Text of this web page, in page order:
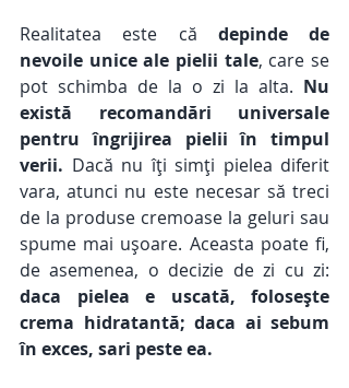
Realitatea este că depinde de
nevoile unice ale pielii tale, care se
pot schimba de la o zi la alta. Nu
există recomandări universale
pentru îngrijirea pielii în timpul
verii. Dacă nu îți simți pielea diferit
vara, atunci nu este necesar să treci
de la produse cremoase la geluri sau
spume mai ușoare. Aceasta poate fi,
daca pielea e uscată, folosește
crema hidratantă; daca ai sebum
în exces, sari peste ea.